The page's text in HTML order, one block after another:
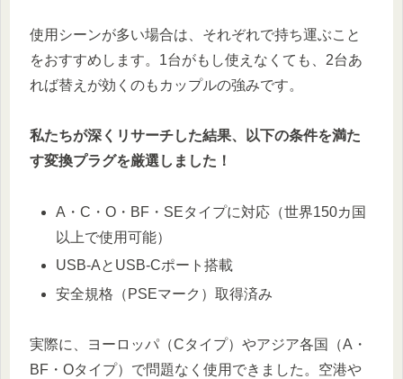
使用シーンが多い場合は、それぞれで持ち運ぶこと
をおすすめします。1台がもし使えなくても、2台あ
れば替えが効くのもカップルの強みです。
私たちが深くリサーチした結果、以下の条件を満た
す変換プラグを厳選しました！
A・C・O・BF・SEタイプに対応（世界150カ国
以上で使用可能）
USB-AとUSB-Cポート搭載
安全規格（PSEマーク）取得済み
実際に、ヨーロッパ（Cタイプ）やアジア各国（A・
BF・Oタイプ）で問題なく使用できました。空港や